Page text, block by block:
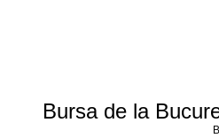
Bursa de la